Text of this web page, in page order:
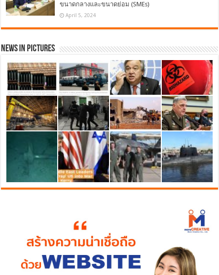
ขนาดกลางและขนาดย่อม (SMEs)
April 5, 2024
News in Pictures